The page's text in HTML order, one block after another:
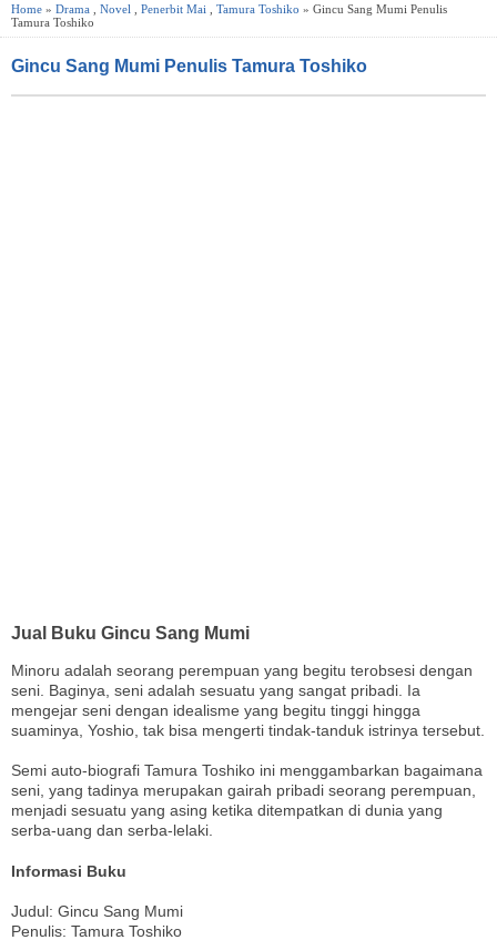
Home » Drama Novel Penerbit Mai Tamura Toshiko » Gincu Sang Mumi Penulis
Tamura Toshiko
Gincu Sang Mumi Penulis Tamura Toshiko
Jual Buku Gincu Sang Mumi
Minoru adalah seorang perempuan yang begitu terobsesi dengan
seni. Baginya, seni adalah sesuatu yang sangat pribadi. Ia
mengejar seni dengan idealisme yang begitu tinggi hingga
suaminya, Yoshio, tak bisa mengerti tindak-tanduk istrinya tersebut.
Semi auto-biografi Tamura Toshiko ini menggambarkan bagaimana
seni, yang tadinya merupakan gairah pribadi seorang perempuan,
menjadi sesuatu yang asing ketika ditempatkan di dunia yang
serba-uang dan serba-lelaki.
Informasi Buku
Judul: Gincu Sang Mumi
Penulis: Tamura Toshiko